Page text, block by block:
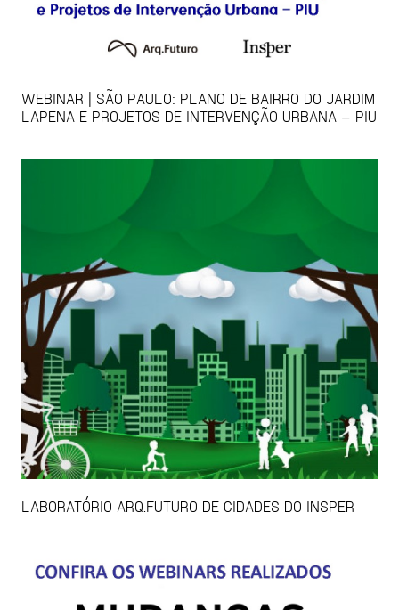
WEBINAR | SÃO PAULO: PLANO DE BAIRRO DO JARDIM
LAPENA E PROJETOS DE INTERVENÇÃO URBANA – PIU
LABORATÓRIO ARQ.FUTURO DE CIDADES DO INSPER